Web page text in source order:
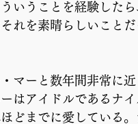
いうことを経験したら
れを素晴らしいこと
マーと数年間非常に
はアイドルであるナ
どまでに愛している